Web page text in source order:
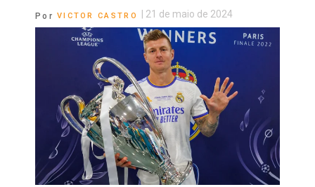
Por VICTOR CASTRO 21 de maio de 2024